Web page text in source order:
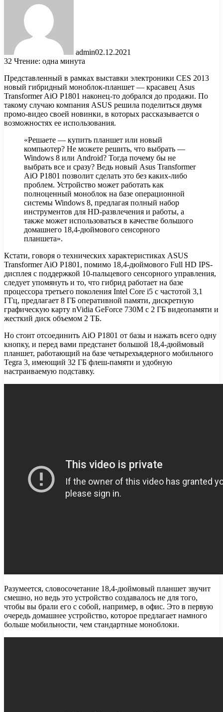
admin02.12.2021
32 Чтение: одна минута
Представленный в рамках выставки электроники CES 2013
новый гибридный моноблок-планшет — красавец Asus
Transformer AiO P1801 наконец-то добрался до продажи. По
такому случаю компания ASUS решила поделиться двумя
промо-видео своей новинки, в которых рассказывается о
возможностях ее использования.
«Решаете — купить планшет или новый
компьютер? Не можете решить, что выбрать —
Windows 8 или Android? Тогда почему бы не
выбрать все и сразу? Ведь новый Asus Transformer
AiO P1801 позволит сделать это без каких-либо
проблем. Устройство может работать как
полноценный моноблок на базе операционной
системы Windows 8, предлагая полный набор
инструментов для HD-развлечения и работы, а
также может использоваться в качестве большого
домашнего 18,4-дюймового сенсорного
планшета».
Кстати, говоря о технических характеристиках ASUS
Transformer AiO P1801, помимо 18,4-дюймового Full HD IPS-
дисплея с поддержкой 10-пальцевого сенсорного управления,
следует упомянуть и то, что гибрид работает на базе
процессора третьего поколения Intel Core i5 с частотой 3,1
ГГц, предлагает 8 ГБ оперативной памяти, дискретную
графическую карту nVidia GeForce 730M с 2 ГБ видеопамяти и
жесткий диск объемом 2 ТБ.
Но стоит отсоединить AiO P1801 от базы и нажать всего одну
кнопку, и перед вами предстанет большой 18,4-дюймовый
планшет, работающий на базе четырехъядерного мобильного
Tegra 3, имеющий 32 ГБ флеш-памяти и удобную
настраиваемую подставку.
Разумеется, словосочетание 18,4-дюймовый планшет звучит
смешно, но ведь это устройство создавалось не для того,
чтобы вы брали его с собой, например, в офис. Это в первую
очередь домашнее устройство, которое предлагает намного
больше мобильности, чем стандартные моноблоки.